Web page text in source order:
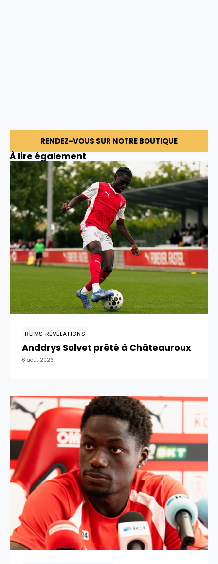
RENDEZ-VOUS SUR NOTRE BOUTIQUE
À lire également
REIMS RÉVÉLATIONS
Anddrys Solvet prêté à Châteauroux
6 août 2026